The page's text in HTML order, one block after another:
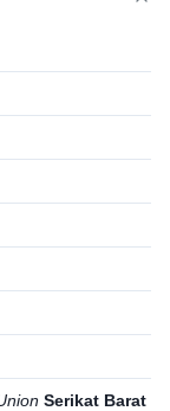
Serikat Barat